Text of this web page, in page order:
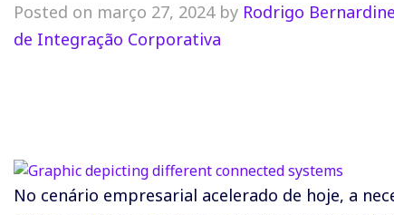
Posted on março 27, 2024 by Rodrigo
de Integração Corporativa
No cenário empresarial acelerado de hoje, a